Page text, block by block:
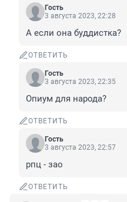
Гость
3 августа 2023, 22:28
А если она буддистка?
ОТВЕТИТЬ
Гость
3 августа 2023, 22:35
Опиум для народа?
ОТВЕТИТЬ
Гость
3 августа 2023, 22:57
рпц - зао
ОТВЕТИТЬ